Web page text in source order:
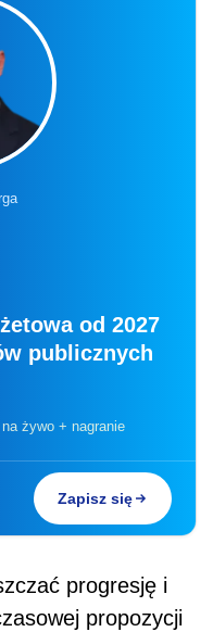
od 2027
publicznych
żywo + nagranie
Zapisz się
progresję i
propozycji